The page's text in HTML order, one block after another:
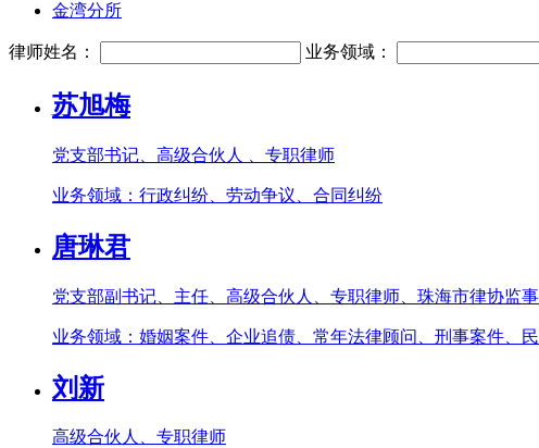
金湾分所
律师姓名： 业务领域：
苏旭梅
党支部书记、高级合伙人 、专职律师
业务领域：行政纠纷、劳动争议、合同纠纷
唐琳君
党支部副书记、主任、高级合伙人、专职律师、珠海市律协监事
业务领域：婚姻案件、企业追债、常年法律顾问、刑事案件、
刘新
高级合伙人、专职律师